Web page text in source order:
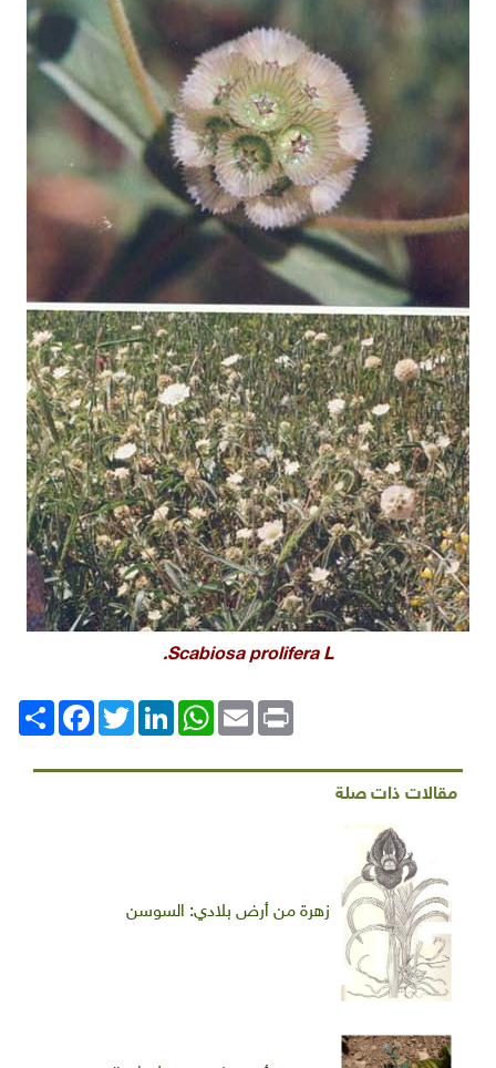
Scabiosa prolifera L.
انشر
FacebookTwitterLinkedIn
WhatsAppEmail Print
مقالات ذات صلة
زهرة من أرض بلادي: السوسن